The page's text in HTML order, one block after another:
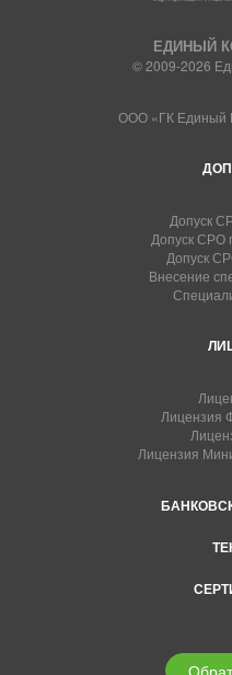
ЕДИНЫЙ
© 2009-2026
ООО «ГК Единый
Допуск
Допуск СРО
Допуск
Внесение
Лицензия
Лицензия